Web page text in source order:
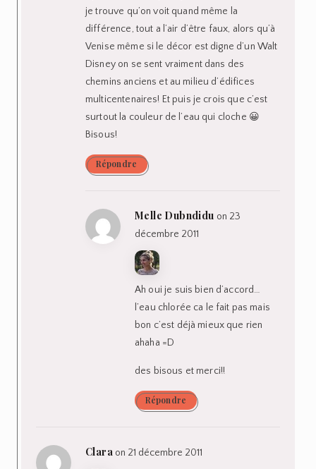
je trouve qu’on voit quand même la
différence, tout a l’air d’être faux, alors qu’à
Venise même si le décor est digne d’un Walt
Disney on se sent vraiment dans des
chemins anciens et au milieu d’édifices
multicentenaires! Et puis je crois que c’est
surtout la couleur de l’eau qui cloche 😀
Bisous!
Répondre
Melle Dubndidu on 23
décembre 2011
Ah oui je suis bien d’accord…
l’eau chlorée ca le fait pas mais
bon c’est déjà mieux que rien
ahaha =D
des bisous et merci!!
Répondre
Clara on 21 décembre 2011